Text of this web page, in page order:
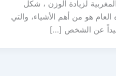
لزيادة الوزن ، شكل
هو من أهم الأشياء، والتي
عن الشخص […]